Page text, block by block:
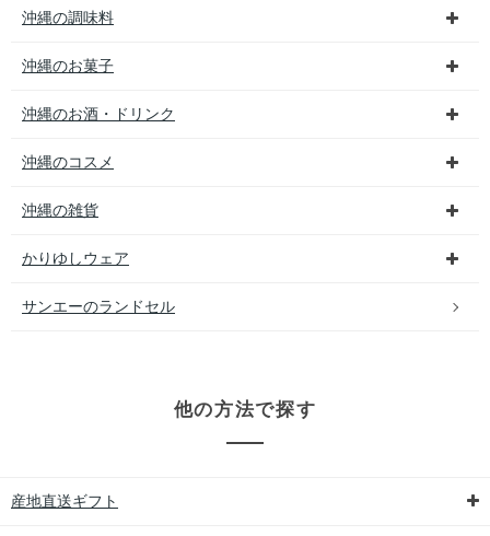
沖縄の調味料
沖縄のお菓子
沖縄のお酒・ドリンク
沖縄のコスメ
沖縄の雑貨
かりゆしウェア
サンエーのランドセル
他の方法で探す
産地直送ギフト